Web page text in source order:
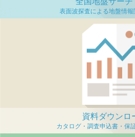
資料ダウンロ